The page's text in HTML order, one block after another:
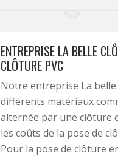
ENTREPRISE LA BELLE
CLÔTURE PVC
Notre entreprise La
différents matériaux
alternée par une clôture
les coûts de la pose de
Pour la pose de clôture